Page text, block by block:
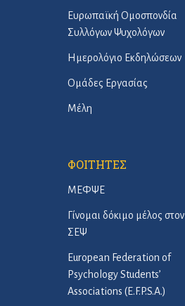
Ευρωπαϊκή Ομοσπονδία
Συλλόγων Ψυχολόγων
Ημερολόγιο Εκδηλώσεων
Ομάδες Εργασίας
Μέλη
ΦΟΙΤΗΤΕΣ
ΜΕΦΨΕ
Γίνομαι δόκιμο μέλος στον
ΣΕΨ
European Federation of
Psychology Students’
Associations (E.F.P.S.A.)